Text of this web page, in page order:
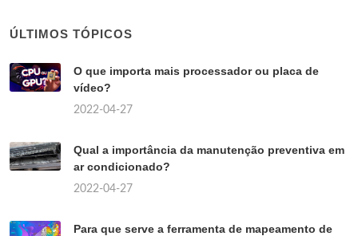
ÚLTIMOS TÓPICOS
O que importa mais processador ou placa de
vídeo?
2022-04-27
Qual a importância da manutenção preventiva em
ar condicionado?
2022-04-27
Para que serve a ferramenta de mapeamento de